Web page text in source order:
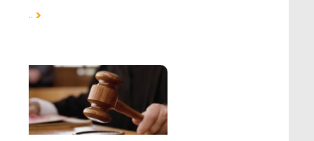
..